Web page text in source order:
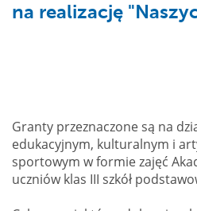
na realizację
Granty przeznaczone są na
edukacyjnym, kulturalnym i
sportowym w formie zajęć
uczniów klas III szkół